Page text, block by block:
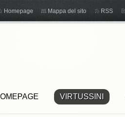
VIRTUSSINI
Homepage Mappa del sito RSS